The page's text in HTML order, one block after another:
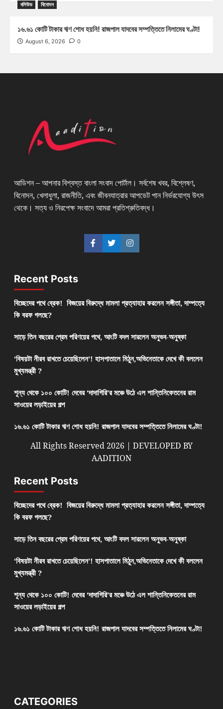
বলিউড বিনোদন
১৬.৬১ কোটি টাকার ঋণ শোধ হয়নি! রাজপাল যাদবের সম্পত্তিতে নিলামের ঘণ্টা!
August 6, 2026 0
আডিশন – আপনার বিশ্বস্ত বাংলা সংবাদ পোর্টাল। সর্বশেষ খবর, বিশ্লেষণ,
বিনোদন, খেলাধুলা, রাজনীতি, এবং জীবনযাত্রার আপডেট পান নির্ভরযোগ্য উৎস
থেকে। সত্য ও নিরপেক্ষ সংবাদে আমরা প্রতিশ্রুতিবদ্ধ।
Recent Posts
বিচ্ছেদের পথে ব্রেক! বিজয়ের বিরুদ্ধে মামলা প্রত্যাহার করলেন সঙ্গীতা, দাম্পত্যে
কি বরফ গলছে?
সাড়ে তিন বছরের প্রেম পরিণয়ের পথে, আংটি বদল সারলেন অনুভব-অনুষ্কা
‘বিষয়টা নীরব রাখতে চেয়েছিলেন’! হাসপাতালে মিঠুন,অভিনেতাকে দেখে কী বললেন
মুখ্যমন্ত্রী ?
শূন্য থেকে ১০০ কোটি! দেবের ‘দাদাগিরি’র মঞ্চে উঠে এল শান্তিনিকেতনের রাম
সাওয়ের লড়াইয়ের গল্প
১৬.৬১ কোটি টাকার ঋণ শোধ হয়নি! রাজপাল যাদবের সম্পত্তিতে নিলামের ঘণ্টা!
All Rights Reserved 2026 | DEVELOPED BY
AADITION
Recent Posts
বিচ্ছেদের পথে ব্রেক! বিজয়ের বিরুদ্ধে মামলা প্রত্যাহার করলেন সঙ্গীতা, দাম্পত্যে
কি বরফ গলছে?
সাড়ে তিন বছরের প্রেম পরিণয়ের পথে, আংটি বদল সারলেন অনুভব-অনুষ্কা
‘বিষয়টা নীরব রাখতে চেয়েছিলেন’! হাসপাতালে মিঠুন,অভিনেতাকে দেখে কী বললেন
মুখ্যমন্ত্রী ?
শূন্য থেকে ১০০ কোটি! দেবের ‘দাদাগিরি’র মঞ্চে উঠে এল শান্তিনিকেতনের রাম
সাওয়ের লড়াইয়ের গল্প
১৬.৬১ কোটি টাকার ঋণ শোধ হয়নি! রাজপাল যাদবের সম্পত্তিতে নিলামের ঘণ্টা!
CATEGORIES